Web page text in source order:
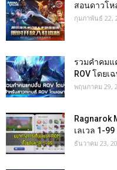
สอนดาวโห
กุมภาพันธ์ 22,
รวมคำคมแ
ROV โดยเ
พฤษภาคม 29,
Ragnarok
เลเวล 1-99
ธันวาคม 23,